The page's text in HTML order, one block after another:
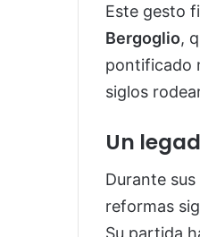
Este gesto
Bergoglio,
pontificado
siglos
Un
Durante sus
reformas
Su partida